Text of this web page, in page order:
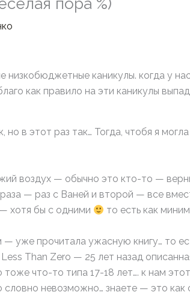
пора %)
каникулы. когда у
как правило на эти каникулы
но в этот раз так… Тогда, чтобя я
воздух — обычно это кто-то —
— раз с Ваней и второй — все
хотя бы с одними
то есть как
уже прочитала ужасную книгу… то
Less Than Zero — 25 лет назад
что-то типа 17-18 лет…. к нам
невозможно… знаете — это